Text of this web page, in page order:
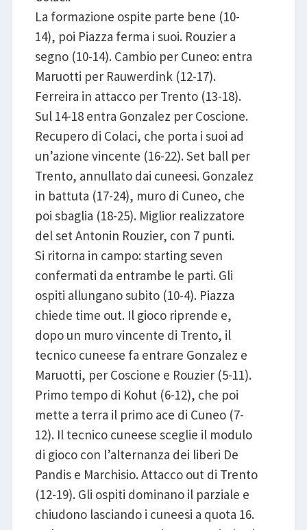
La formazione ospite parte bene (10-
14), poi Piazza ferma i suoi. Rouzier a
segno (10-14). Cambio per Cuneo: entra
Maruotti per Rauwerdink (12-17).
Ferreira in attacco per Trento (13-18).
Sul 14-18 entra Gonzalez per Coscione.
Recupero di Colaci, che porta i suoi ad
un’azione vincente (16-22). Set ball per
Trento, annullato dai cuneesi. Gonzalez
in battuta (17-24), muro di Cuneo, che
poi sbaglia (18-25). Miglior realizzatore
del set Antonin Rouzier, con 7 punti.
Si ritorna in campo: starting seven
confermati da entrambe le parti. Gli
ospiti allungano subito (10-4). Piazza
chiede time out. Il gioco riprende e,
dopo un muro vincente di Trento, il
tecnico cuneese fa entrare Gonzalez e
Maruotti, per Coscione e Rouzier (5-11).
Primo tempo di Kohut (6-12), che poi
mette a terra il primo ace di Cuneo (7-
12). Il tecnico cuneese sceglie il modulo
di gioco con l’alternanza dei liberi De
Pandis e Marchisio. Attacco out di Trento
(12-19). Gli ospiti dominano il parziale e
chiudono lasciando i cuneesi a quota 16.